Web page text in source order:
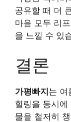
공유할 때 더
마음 모두 리
을 느낄 수 있
결론
가평빠지 는 여
힐링을 동시에
물을 철저히